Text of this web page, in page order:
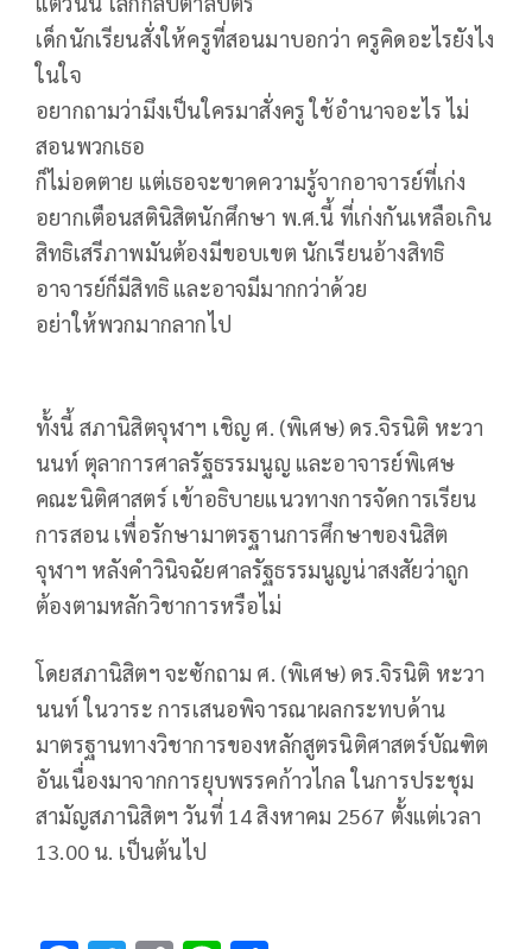
เด็กนักเรียนสั่งให้ครูที่สอนมาบอกว่า ครูคิดอะไรยังไง
ในใจ
อยากถามว่ามึงเป็นใครมาสั่งครู ใช้อำนาจอะไร ไม่
สอนพวกเธอ
ก็ไม่อดตาย แต่เธอจะขาดความรู้จากอาจารย์ที่เก่ง
อยากเตือนสตินิสิตนักศึกษา พ.ศ.นี้ ที่เก่งกันเหลือเกิน
สิทธิเสรีภาพมันต้องมีขอบเขต นักเรียนอ้างสิทธิ
อาจารย์ก็มีสิทธิ และอาจมีมากกว่าด้วย
อย่าให้พวกมากลากไป
ทั้งนี้ สภานิสิตจุฬาฯ เชิญ ศ. (พิเศษ) ดร.จิรนิติ หะวา
นนท์ ตุลาการศาลรัฐธรรมนูญ และอาจารย์พิเศษ
คณะนิติศาสตร์ เข้าอธิบายแนวทางการจัดการเรียน
การสอน เพื่อรักษามาตรฐานการศึกษาของนิสิต
จุฬาฯ หลังคำวินิจฉัยศาลรัฐธรรมนูญน่าสงสัยว่าถูก
ต้องตามหลักวิชาการหรือไม่
โดยสภานิสิตฯ จะซักถาม ศ. (พิเศษ) ดร.จิรนิติ หะวา
นนท์ ในวาระ การเสนอพิจารณาผลกระทบด้าน
มาตรฐานทางวิชาการของหลักสูตรนิติศาสตร์บัณฑิต
อันเนื่องมาจากการยุบพรรคก้าวไกล ในการประชุม
สามัญสภานิสิตฯ วันที่ 14 สิงหาคม 2567 ตั้งแต่เวลา
13.00 น. เป็นต้นไป